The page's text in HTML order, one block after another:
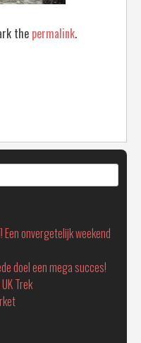
the permalink.
Een onvergetelijk weekend
doel een mega succes!
Trek